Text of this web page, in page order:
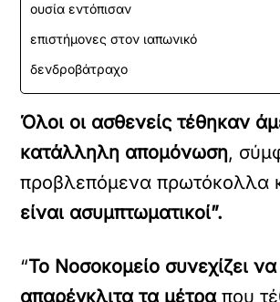
ουσία εντόπισαν
επιστήμονες στον ιαπωνικό
δενδροβάτραχο
Όλοι οι ασθενείς τέθηκαν
κατάλληλη απομόνωση,
προβλεπόμενα πρωτόκολλα
είναι ασυμπτωματικοί”.
“Το Νοσοκομείο συνεχίζει
απαρέγκλιτα τα μέτραπου